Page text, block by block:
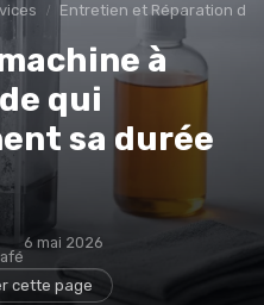
Entretien et Réparation de
à
qui
sa durée
6 mai 2026
cette page